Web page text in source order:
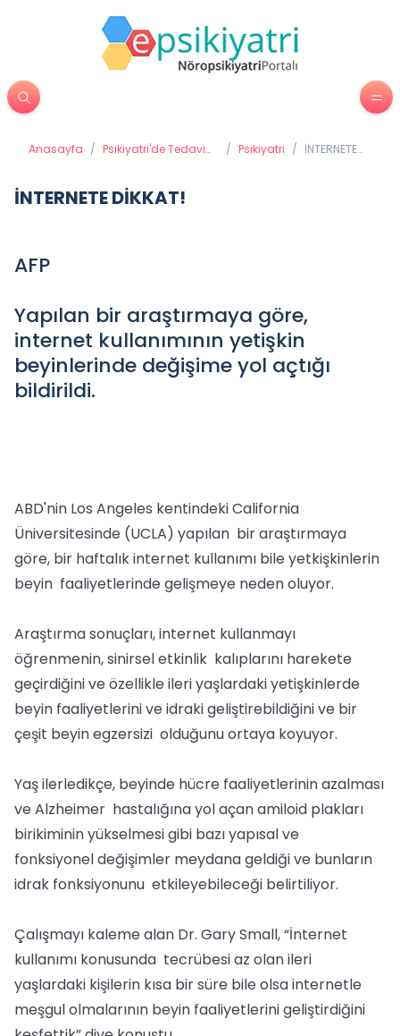
Anasayfa / Psikiyatri'de Tedavi
/ Psikiyatri / İNTERNETE
İNTERNETE DİKKAT!
AFP
Yapılan bir araştırmaya göre,
internet kullanımının yetişkin
beyinlerinde değişime yol açtığı
bildirildi.
ABD'nin Los Angeles kentindeki California
Üniversitesinde (UCLA) yapılan bir araştırmaya
göre, bir haftalık internet kullanımı bile yetkişkinlerin
beyin faaliyetlerinde gelişmeye neden oluyor.
Araştırma sonuçları, internet kullanmayı
öğrenmenin, sinirsel etkinlik kalıplarını harekete
geçirdiğini ve özellikle ileri yaşlardaki yetişkinlerde
beyin faaliyetlerini ve idraki geliştirebildiğini ve bir
çeşit beyin egzersizi olduğunu ortaya koyuyor.
Yaş ilerledikçe, beyinde hücre faaliyetlerinin azalması
ve Alzheimer hastalığına yol açan amiloid plakları
birikiminin yükselmesi gibi bazı yapısal ve
fonksiyonel değişimler meydana geldiği ve bunların
idrak fonksiyonunu etkileyebileceği belirtiliyor.
Çalışmayı kaleme alan Dr. Gary Small, “İnternet
kullanımı konusunda tecrübesi az olan ileri
yaşlardaki kişilerin kısa bir süre bile olsa internetle
meşgul olmalarının beyin faaliyetlerini geliştirdiğini